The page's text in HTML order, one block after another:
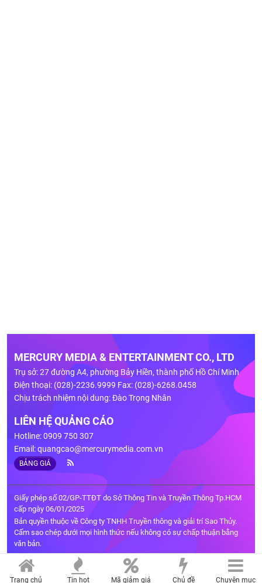
MERCURY MEDIA & ENTERTAINMENT CO., LTD
Trụ sở: 27 đường A4, phường Bảy Hiền, thành phố Hồ Chí Minh
Điện thoại: (028)-2236.9999 Fax: (028)-6268.0458
Chịu trách nhiệm nội dung: Đào Trọng Nhân
LIÊN HỆ QUẢNG CÁO
Hotline: 0909 750 307
Email:quangcao@mercurymedia.com.vn
BẢNG GIÁ
Giấy phép số 02/GP-TTĐT do Sở Thông Tin và Truyền Thông Tp.HCM
cấp ngày 06/01/2025
Bản quyền thuộc về Công ty TNHH Truyền thông và giải trí Sao Thủy.
Cấm sao chép dưới mọi hình thức nếu không có sự chấp thuận bằng
văn bản.
Trang chủ Tin hot Mã giảm giá Chủ đề Chuyên mục